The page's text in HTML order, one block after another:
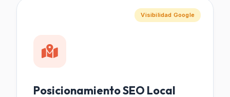
Visibilidad Google
Posicionamiento SEO Local